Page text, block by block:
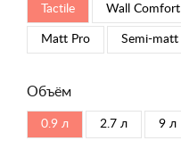
Tactile Wall Comfort
Matt Pro Semi-matt
Объём
0.9 л 2.7 л 9 л